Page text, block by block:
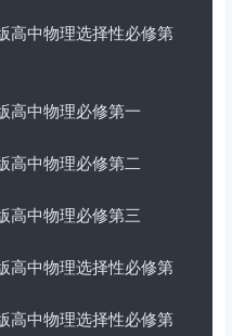
高中物理选择性必修第
高中物理必修第一
高中物理必修第二
高中物理必修第三
高中物理选择性必修第
高中物理选择性必修第